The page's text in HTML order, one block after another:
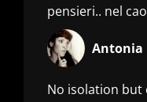
pensieri.. nel
Antonia
No isolation but